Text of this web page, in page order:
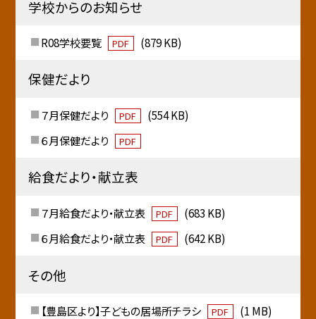
学校からのお知らせ
R08学校要覧 PDF (879 KB)
保健だより
７月保健だより PDF
(554 KB)
６月保健だより
PDF
給食だより・献立表
７月給食だより・献立表 PDF
(683 KB)
６月給食だより・献立表
PDF (642 KB)
その他
【豊島区より】子どもの居場所チラシ PDF
(1 MB)